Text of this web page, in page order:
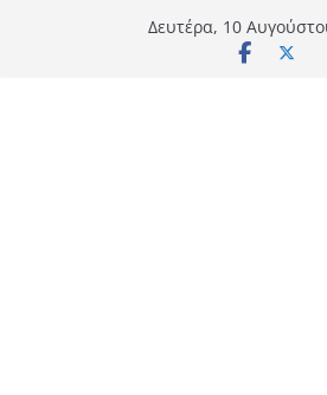
Δευτέρα, 10